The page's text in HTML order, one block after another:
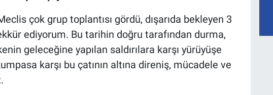
çok grup toplantısı gördü, dışarıda bekleyen 3
ediyorum. Bu tarihin doğru tarafından durma,
geleceğine yapılan saldırılara karşı yürüyüşe
karşı bu çatının altına direniş, mücadele ve